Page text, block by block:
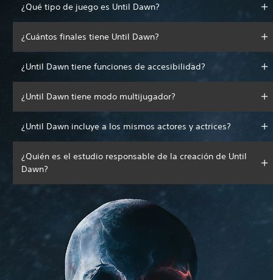
¿Qué tipo de juego es Until Dawn?
¿Cuántos finales tiene Until Dawn?
¿Until Dawn tiene funciones de accesibilidad?
¿Until Dawn tiene modo multijugador?
¿Until Dawn incluye a los mismos actores y actrices?
¿Quién es el estudio responsable de la creación de Until
Dawn?